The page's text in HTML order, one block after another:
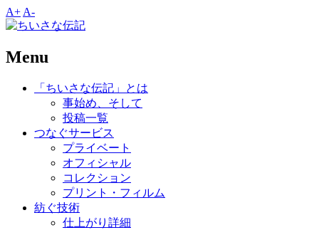
A+ A-
Menu
「ちいさな伝記」とは
事始め、そして
投稿一覧
つなぐサービス
プライベート
オフィシャル
コレクション
プリント・フィルム
紡ぐ技術
仕上がり詳細